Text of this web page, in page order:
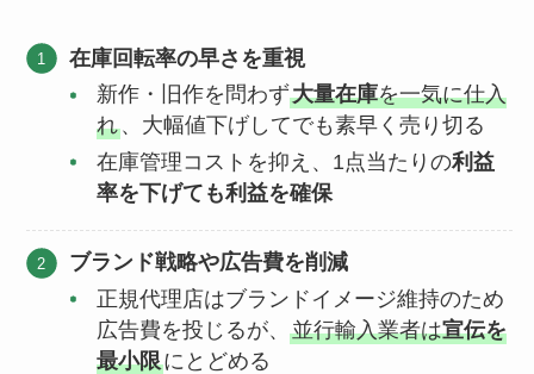
在庫回転率の早さを重視
新作・旧作を問わず大量在庫を一気に仕入
れ、大幅値下げしてでも素早く売り切る
在庫管理コストを抑え、1点当たりの利益
率を下げても利益を確保
ブランド戦略や広告費を削減
正規代理店はブランドイメージ維持のため
広告費を投じるが、 並行輸入業者は宣伝を
最小限にとどめる